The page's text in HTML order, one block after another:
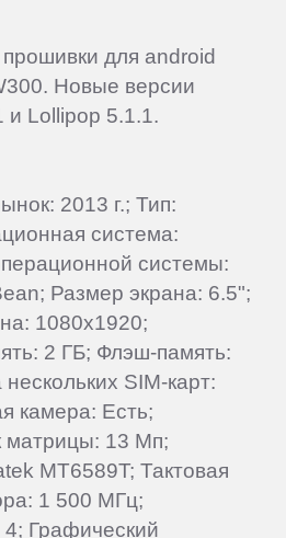
для android
Новые версии
и Lollipop 5.1.1.
2013 г.; Тип:
система:
системы:
Размер экрана: 6.5";
1080x1920;
2 ГБ; Флэш-память:
SIM-карт:
камера: Есть;
матрицы: 13 Мп;
MT6589T; Тактовая
1 500 МГц;
Графический